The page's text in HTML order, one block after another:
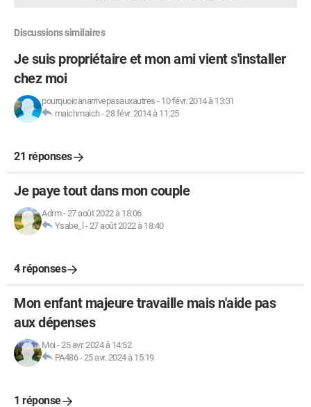
Discussions similaires
Je suis propriétaire et mon ami vient s'installer
chez moi
pourquoicanarrivepasauxautres - 10 févr. 2014 à 13:31
maichmaich-28 févr. 2014 à 11:25
21 réponses
Je paye tout dans mon couple
Adrm-27 août 2022 à 18:06
Ysabe_l
-27 août 2022 à 18:40
4 réponses
Mon enfant majeure travaille mais n'aide pas
aux dépenses
Moi -25 avr. 2024 à 14:52
PA486-25 avr. 2024 à 15:19
1 réponse